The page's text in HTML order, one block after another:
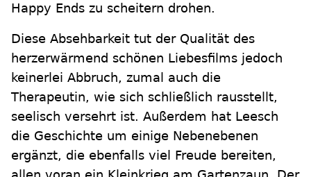
Happy Ends zu scheitern drohen.
Diese Absehbarkeit tut der Qualität des
herzerwärmend schönen Liebesfilms jedoch
keinerlei Abbruch, zumal auch die
Therapeutin, wie sich schließlich rausstellt,
seelisch versehrt ist. Außerdem hat Leesch
die Geschichte um einige Nebenebenen
ergänzt, die ebenfalls viel Freude bereiten,